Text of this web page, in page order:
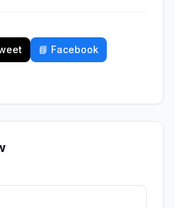
📘 Facebook